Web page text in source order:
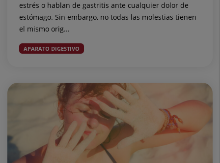
estrés o hablan de gastritis ante cualquier dolor de
estómago. Sin embargo, no todas las molestias tienen
el mismo orig...
APARATO DIGESTIVO